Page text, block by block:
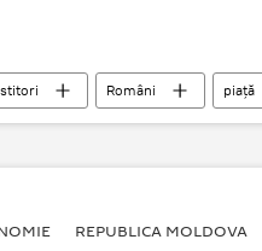
Români piață
REPUBLICA MOLDOVA